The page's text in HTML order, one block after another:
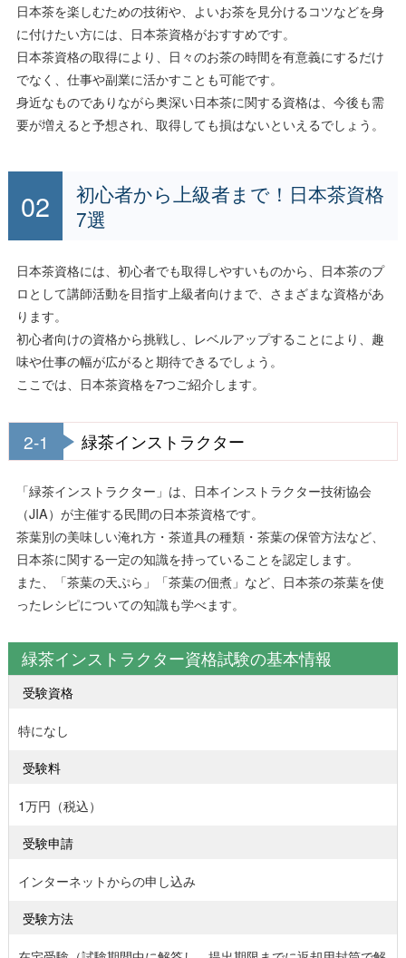
日本茶を楽しむための技術や、よいお茶を見分けるコツなどを身
に付けたい方には、日本茶資格がおすすめです。
日本茶資格の取得により、日々のお茶の時間を有意義にするだけ
でなく、仕事や副業に活かすことも可能です。
身近なものでありながら奥深い日本茶に関する資格は、今後も需
要が増えると予想され、取得しても損はないといえるでしょう。
初心者から上級者まで！日本茶資格
7選
日本茶資格には、初心者でも取得しやすいものから、日本茶のプ
ロとして講師活動を目指す上級者向けまで、さまざまな資格があ
ります。
初心者向けの資格から挑戦し、レベルアップすることにより、趣
味や仕事の幅が広がると期待できるでしょう。
ここでは、日本茶資格を7つご紹介します。
2-1 緑茶インストラクター
「緑茶インストラクター」は、日本インストラクター技術協会
（JIA）が主催する民間の日本茶資格です。
茶葉別の美味しい淹れ方・茶道具の種類・茶葉の保管方法など、
日本茶に関する一定の知識を持っていることを認定します。
また、「茶葉の天ぷら」「茶葉の佃煮」など、日本茶の茶葉を使
ったレシピについての知識も学べます。
緑茶インストラクター資格試験の基本情報
受験資格
特になし
受験料
1万円（税込）
受験申請
インターネットからの申し込み
受験方法